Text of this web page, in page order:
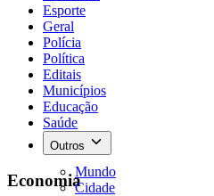
Esporte
Geral
Polícia
Política
Editais
Municípios
Educação
Saúde
Outros
Mundo
Cidade
Economia